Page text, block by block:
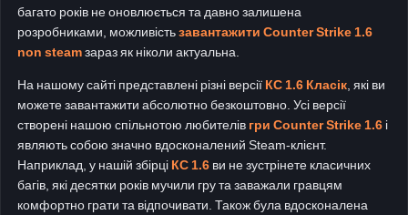
багато років не оновлюється та давно залишена
розробниками, можливістьзавантажити Counter Strike 1.6
non steamзараз як ніколи актуальна.
На нашому сайті представлені різні версії КС 1.6 Класік , які ви
можете завантажити абсолютно безкоштовно. Усі версії
створені нашою спільнотою любителів гри Counter Strike 1.6 і
являють собою значно вдосконалений Steam-клієнт.
Наприклад, у нашій збірці КС 1.6 ви не зустрінете класичних
багів, які десятки років мучили гру та заважали гравцям
комфортно грати та відпочивати. Також була вдосконалена